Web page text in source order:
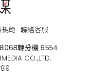
範 聯絡客服
轉分機 6554
CO.,LTD.